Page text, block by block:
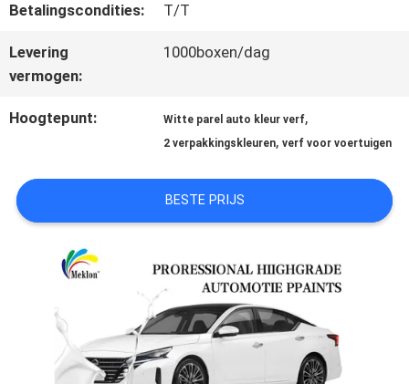
NIEUWS
VRAAG
EEN
SITEMAP
PRIVACYBELEID
Betalingscondities: T/T
Levering
vermogen:
1000boxen/dag
Hoogtepunt: Witte parel auto kleur verf,
2 verpakkingskleuren,verf voor voertuigen
BESTE PRIJS